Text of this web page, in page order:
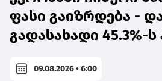
ფასი გაიზრდება -
გადასახადი 45.3%-ს
09.08.2026 • 6:00